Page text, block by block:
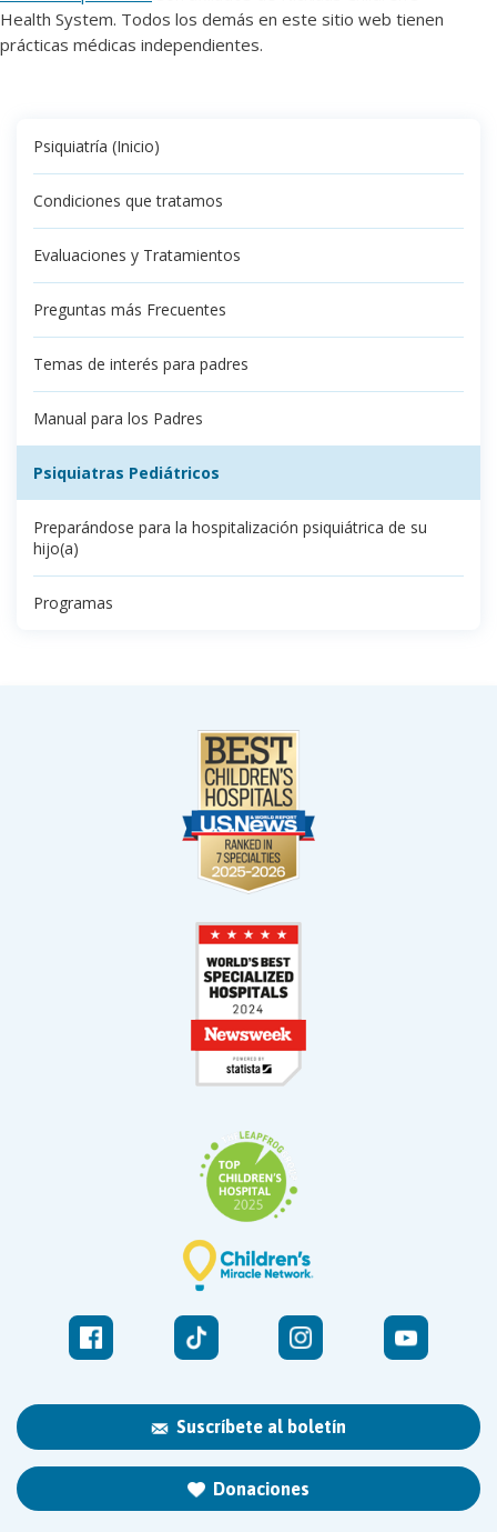
Health System. Todos los demás en este sitio web tienen
prácticas médicas independientes.
Psiquiatría (Inicio)
Condiciones que tratamos
Evaluaciones y Tratamientos
Preguntas más Frecuentes
Temas de interés para padres
Manual para los Padres
Psiquiatras Pediátricos
Preparándose para la hospitalización psiquiátrica de su
hijo(a)
Programas
Suscríbete al boletín
Donaciones